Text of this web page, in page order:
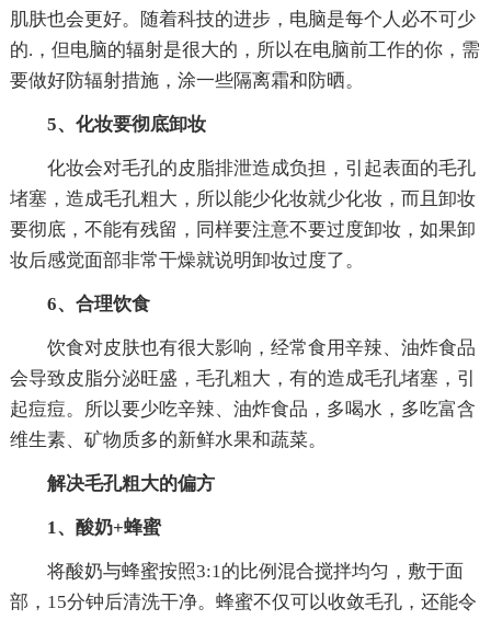
肌肤也会更好。随着科技的进步，电脑是每个人必不可少
的.，但电脑的辐射是很大的，所以在电脑前工作的你，需
要做好防辐射措施，涂一些隔离霜和防晒。
5、化妆要彻底卸妆
化妆会对毛孔的皮脂排泄造成负担，引起表面的毛孔
堵塞，造成毛孔粗大，所以能少化妆就少化妆，而且卸妆
要彻底，不能有残留，同样要注意不要过度卸妆，如果卸
妆后感觉面部非常干燥就说明卸妆过度了。
6、合理饮食
饮食对皮肤也有很大影响，经常食用辛辣、油炸食品
会导致皮脂分泌旺盛，毛孔粗大，有的造成毛孔堵塞，引
起痘痘。所以要少吃辛辣、油炸食品，多喝水，多吃富含
维生素、矿物质多的新鲜水果和蔬菜。
解决毛孔粗大的偏方
1、酸奶+蜂蜜
将酸奶与蜂蜜按照3:1的比例混合搅拌均匀，敷于面
部，15分钟后清洗干净。蜂蜜不仅可以收敛毛孔，还能令